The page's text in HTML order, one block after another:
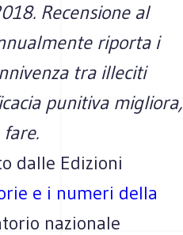
Recensione al
riporta i
tra illeciti
punitiva migliora,
dalle Edizioni
e i numeri della
nazionale